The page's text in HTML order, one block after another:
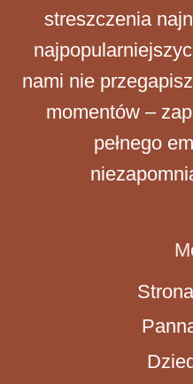
streszczenia
nami nie
momentów –
pełnego